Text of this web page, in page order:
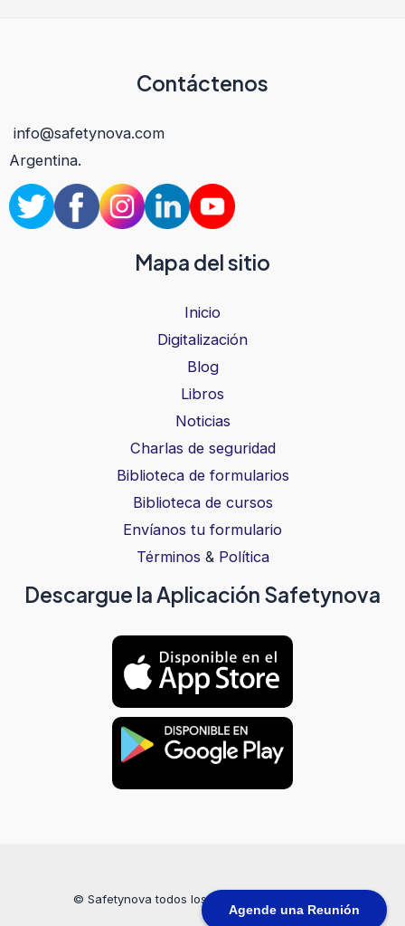
Agende una Reunión
Contáctenos
info@safetynova.com
Argentina.
Mapa del sitio
Inicio
Digitalización
Blog
Libros
Noticias
Charlas de seguridad
Biblioteca de formularios
Biblioteca de cursos
Envíanos tu formulario
Términos & Política
Descargue la Aplicación Safetynova
© Safetynova todos los derechos reservados